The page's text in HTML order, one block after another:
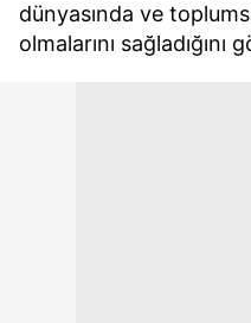
dünyasında ve
olmalarını sağladığını